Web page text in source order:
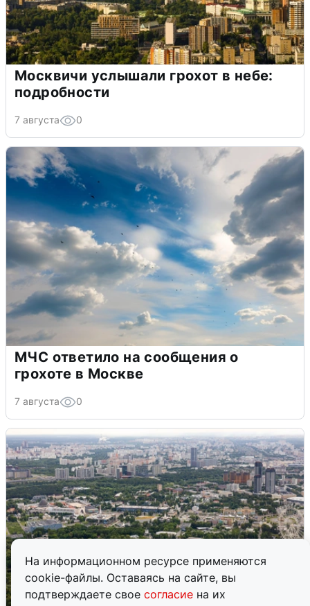
На информационном ресурсе применяются
cookie-файлы. Оставаясь на сайте, вы
подтверждаете свое согласие на их
Москвичи услышали грохот в небе:
подробности
7 августа 0
МЧС ответило на сообщения о
грохоте в Москве
7 августа 0